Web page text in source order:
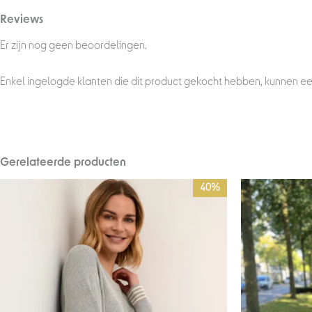
Reviews
Er zijn nog geen beoordelingen.
Enkel ingelogde klanten die dit product gekocht hebben, kunnen
Gerelateerde producten
40%
Oorspronkelijke
Huidige
prijs
is:
€48,00.
prijs
was: